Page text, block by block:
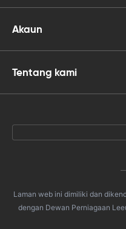
Akaun
Tentang kami
Laman web ini dimiliki dan
dengan Dewan Perniagaan